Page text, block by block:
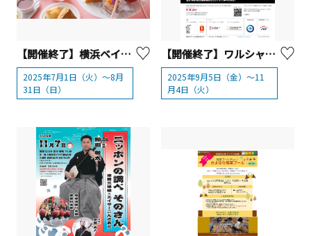
【開催終了】横浜ベイホテル東急 『桃のアフタヌーンティー』
2025年7月1日（火）～8月
31日（日）
【開催終了】ワルシャワ蜂起博物館 展「ワルシャワ。灰の中から蘇る不死鳥」神奈川県立地球市民かながわプラザ（あーすぷらざ）
2025年9月5日（金）～11
月4日（火）